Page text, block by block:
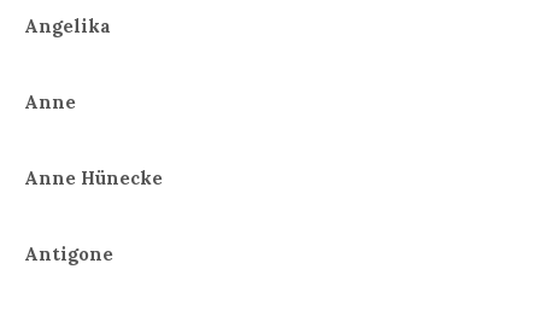
Angelika
Anne
Anne Hünecke
Antigone